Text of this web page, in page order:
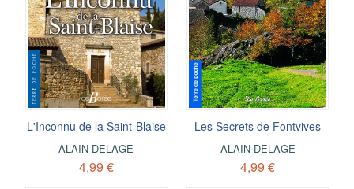
L'Inconnu de la Saint-Blaise
ALAIN DELAGE
4,99 €
Les Secrets de Fontvives
ALAIN DELAGE
4,99 €